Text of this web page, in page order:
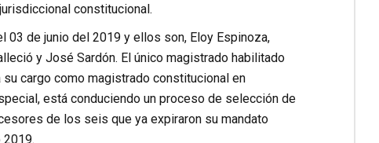
constitucional.
de junio del 2019 y ellos son, Eloy Espinoza,
y José Sardón. El único magistrado habilitado
cargo como magistrado constitucional en
está conduciendo un proceso de selección de
de los seis que ya expiraron su mandato